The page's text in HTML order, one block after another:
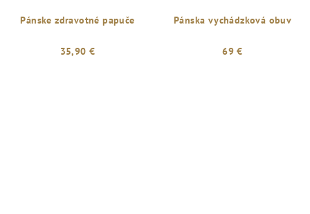
Pánske zdravotné papuče
35,90 €
Pánska vychádzková obuv
69 €